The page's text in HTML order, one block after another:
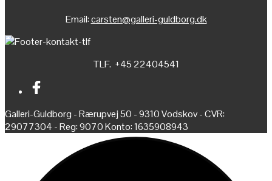
Email:carsten@galleri-guldborg.dk
TLF. +45 22404541
Galleri-Guldborg - Rærupvej 50 - 9310 Vodskov - CVR:
29077304 - Reg: 9070 Konto: 1635908943